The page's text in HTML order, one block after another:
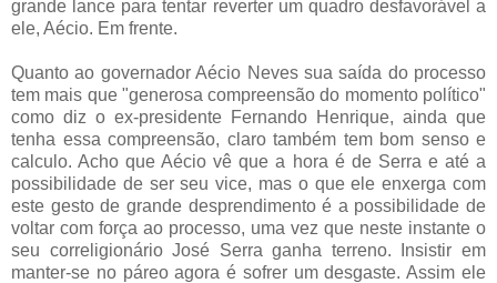
grande lance para tentar reverter um quadro desfavorável a
ele, Aécio. Em frente.
Quanto ao governador Aécio Neves sua saída do processo
tem mais que "generosa compreensão do momento político"
como diz o ex-presidente Fernando Henrique, ainda que
tenha essa compreensão, claro também tem bom senso e
calculo. Acho que Aécio vê que a hora é de Serra e até a
possibilidade de ser seu vice, mas o que ele enxerga com
este gesto de grande desprendimento é a possibilidade de
voltar com força ao processo, uma vez que neste instante o
seu correligionário José Serra ganha terreno. Insistir em
manter-se no páreo agora é sofrer um desgaste. Assim ele